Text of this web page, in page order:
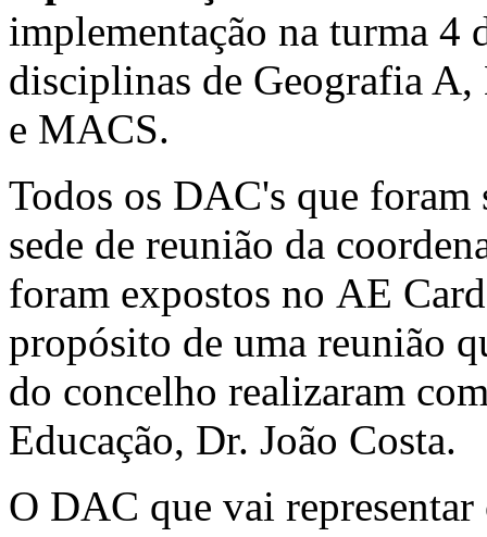
implementação na turma 4
disciplinas de Geografia
e MACS.
Todos os DAC's que foram
sede de reunião da
foram expostos no AE
propósito de uma reunião
do concelho realizaram
Educação, Dr. João Costa.
O DAC que vai